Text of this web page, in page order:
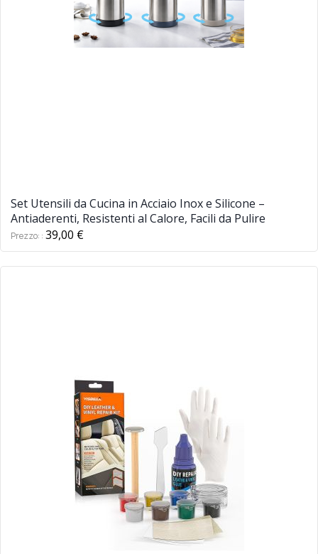
Set Utensili da Cucina in Acciaio Inox e Silicone –
Antiaderenti, Resistenti al Calore, Facili da Pulire
Prezzo: 39,00 €